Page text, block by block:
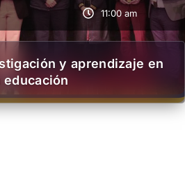
11:00 am
y aprendizaje en
educación